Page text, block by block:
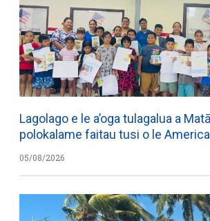
Lagolago e le a’oga tulagalua a
polokalame faitau tusi o le
05/08/2026